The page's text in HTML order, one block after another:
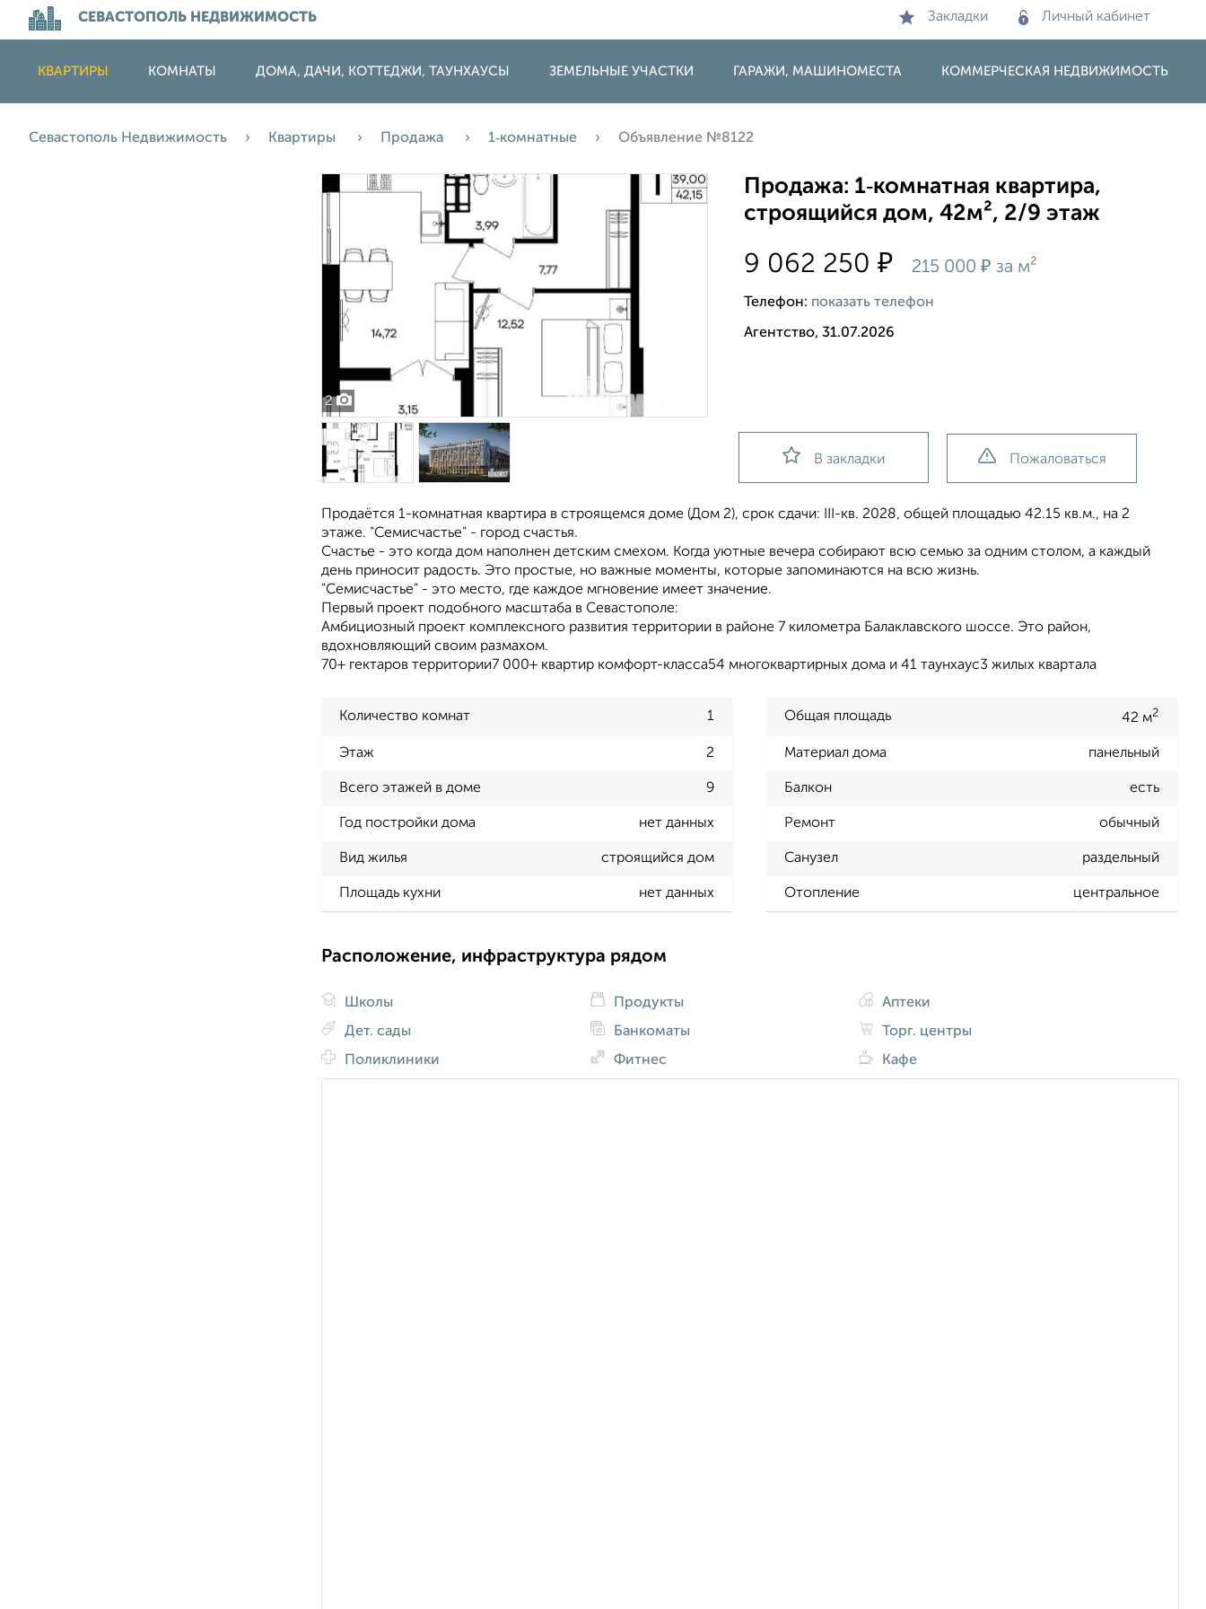
СЕВАСТОПОЛЬ НЕДВИЖИМОСТЬ Закладки Личный кабинет
КВАРТИРЫ КОМНАТЫ ДОМА, ДАЧИ, КОТТЕДЖИ, ТАУНХАУСЫ ЗЕМЕЛЬНЫЕ УЧАСТКИ ГАРАЖИ, МАШИНОМЕСТА КОММЕРЧЕСКАЯ НЕДВИЖИМОСТЬ
Севастополь Недвижимость Квартиры Продажа 1‑комнатные Объявление №8122
2
Продажа: 1‑комнатная квартира,
строящийся дом, 42м², 2/9 этаж
9 062 250₽ 215 000₽ за м²
Телефон: показать телефон
Агентство, 31.07.2026
В закладки Пожаловаться
Продаётся 1-комнатная квартира в строящемся доме (Дом 2), срок сдачи: III-кв. 2028, общей площадью 42.15 кв.м., на 2
этаже. "Семисчастье" - город счастья.
Счастье - это когда дом наполнен детским смехом. Когда уютные вечера собирают всю семью за одним столом, а каждый
день приносит радость. Это простые, но важные моменты, которые запоминаются на всю жизнь.
"Семисчастье" - это место, где каждое мгновение имеет значение.
Первый проект подобного масштаба в Севастополе:
Амбициозный проект комплексного развития территории в районе 7 километра Балаклавского шоссе. Это район,
вдохновляющий своим размахом.
70+ гектаров территории7 000+ квартир комфорт-класса54 многоквартирных дома и 41 таунхаус3 жилых квартала
Количество комнат 1 Общая площадь 42 м2
Этаж 2 Материал дома панельный
Всего этажей в доме 9 Балкон есть
Год постройки дома нет данных Ремонт обычный
Вид жилья строящийся дом Санузел раздельный
Площадь кухни нет данных Отопление центральное
Расположение, инфраструктура рядом
Школы
Дет. сады
Поликлиники
Продукты
Банкоматы
Фитнес
Аптеки
Торг. центры
Кафе